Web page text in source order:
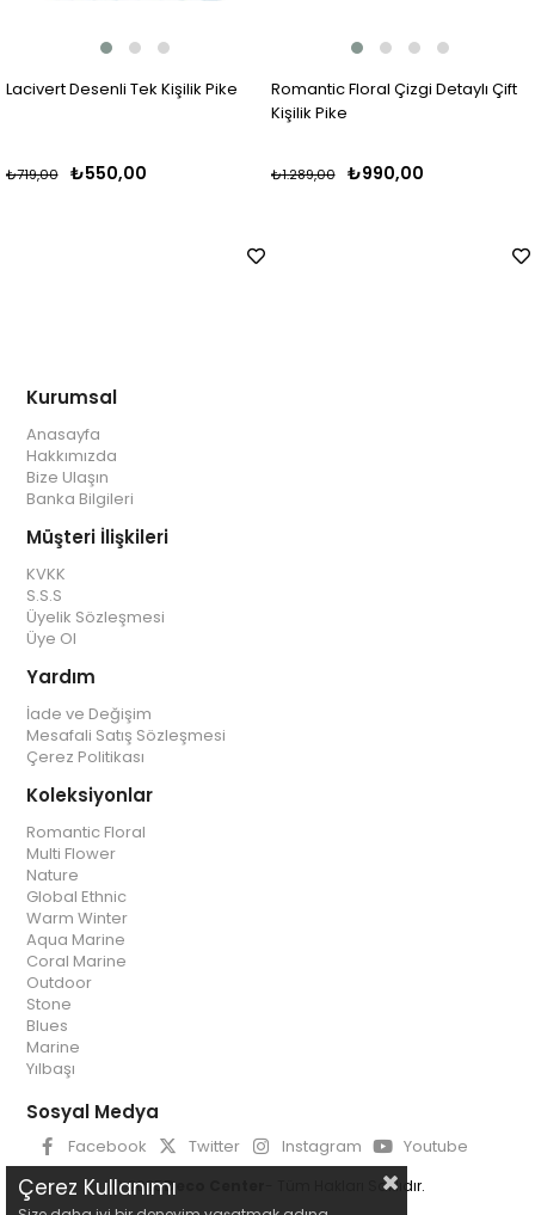
Tek Kişilik Pike
Romantic Floral Çizgi Detaylı Çift
₺990,00
Gri Desenli
Kurumsal
Anasayfa
Hakkımızda
Bize Ulaşın
Banka Bilgileri
Müşteri İlişkileri
KVKK
S.S.S
Üyelik Sözleşmesi
Üye Ol
Yardım
İade ve Değişim
Mesafali Satış Sözleşmesi
Çerez Politikası
Koleksiyonlar
Romantic Floral
Multi Flower
Nature
Global Ethnic
Warm Winter
Aqua Marine
Coral Marine
Outdoor
Stone
Blues
Marine
Yılbaşı
Sosyal Medya
Facebook Twitter Instagram Youtube
© 2025Deco Center - Tüm Hakları Saklıdır.
Çerez Kullanımı